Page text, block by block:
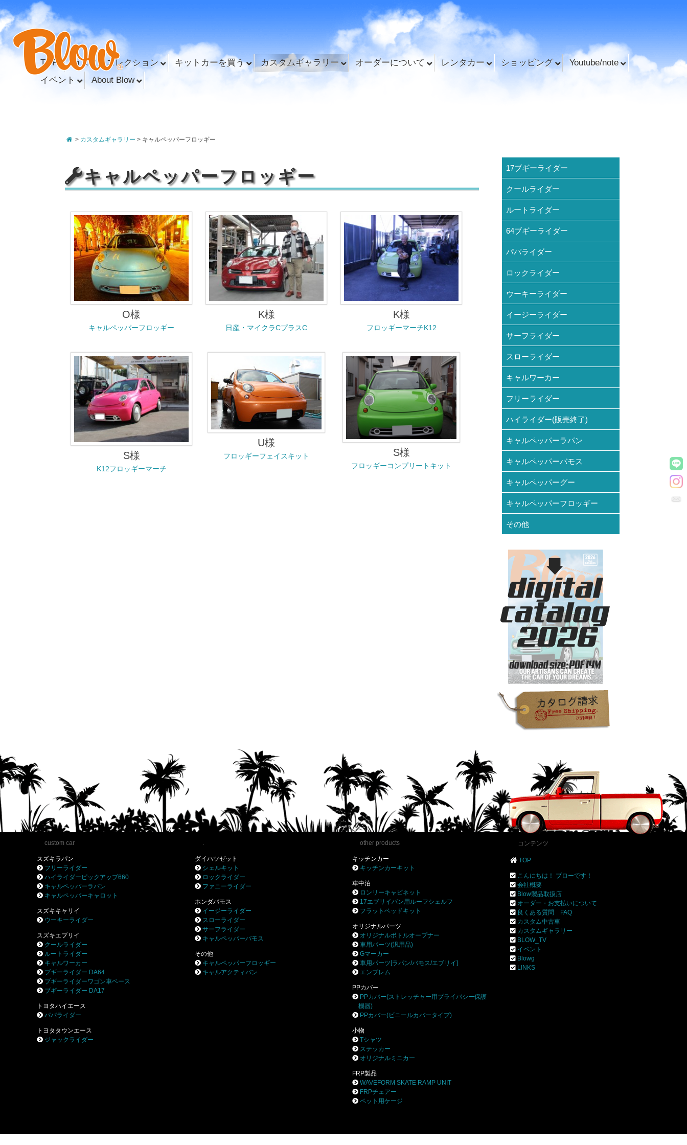
TOP カスタムコレクション キットカーを買う カスタムギャラリー オーダーについて レンタカー ショッピング
Youtube/note
イベント
About Blow
> カスタムギャラリー > キャルペッパーフロッギー
キャルペッパーフロッギー
O様
キャルペッパーフロッギー
K様
日産・マイクラCプラスC
K様
フロッギーマーチK12
S様
K12フロッギーマーチ
U様
フロッギーフェイスキット S様
フロッギーコンプリートキット
17ブギーライダー
クールライダー
ルートライダー
64ブギーライダー
パパライダー
ロックライダー
ウーキーライダー
イージーライダー
サーフライダー
スローライダー
キャルワーカー
フリーライダー
ハイライダー(販売終了)
キャルペッパーラパン
キャルペッパーバモス
キャルペッパーグー
キャルペッパーフロッギー
その他
custom car
スズキラパン
フリーライダー
ハイライダーピックアップ660
キャルペッパーラパン
キャルペッパーキャロット
スズキキャリイ
ウーキーライダー
スズキエブリイ
クールライダー
ルートライダー
キャルワーカー
ブギーライダー DA64
ブギーライダーワゴン車ベース
ブギーライダー DA17
トヨタハイエース
パパライダー
トヨタタウンエース
ジャックライダー
.
ダイハツゼット
シェルキット
ロックライダー
ファニーライダー
ホンダバモス
イージーライダー
スローライダー
サーフライダー
キャルペッパーバモス
その他
キャルペッパーフロッギー
キャルアクティバン
other products
キッチンカー
キッチンカーキット
車中泊
ロンリーキャビネット
17エブリイバン用ルーフシェルフ
フラットベッドキット
オリジナルパーツ
オリジナルボトルオープナー
車用パーツ(汎用品)
Gマーカー
車用パーツ[ラパン/バモス/エブリイ]
エンブレム
PPカバー
PPカバー(ストレッチャー用プライバシー保護
機器)
PPカバー(ビニールカバータイプ)
小物
Tシャツ
ステッカー
オリジナルミニカー
FRP製品
WAVEFORM SKATE RAMP UNIT
FRPチェアー
ペット用ケージ
コンテンツ
TOP
こんにちは！ ブローです！
会社概要
Blow製品取扱店
オーダー・お支払いについて
良くある質問 FAQ
カスタム中古車
カスタムギャラリー
BLOW_TV
イベント
Blowg
LINKS